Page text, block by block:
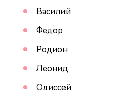
Василий
Федор
Родион
Леонид